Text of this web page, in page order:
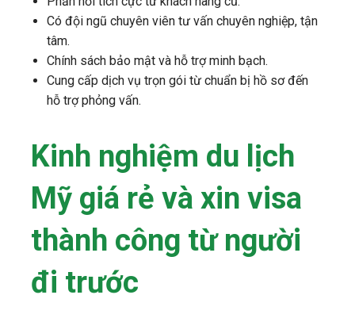
Có đội ngũ chuyên viên tư vấn chuyên nghiệp, tận
tâm.
Chính sách bảo mật và hỗ trợ minh bạch.
Cung cấp dịch vụ trọn gói từ chuẩn bị hồ sơ đến
hỗ trợ phỏng vấn.
Kinh nghiệm du lịch
Mỹ giá rẻ và xin visa
thành công từ người
đi trước